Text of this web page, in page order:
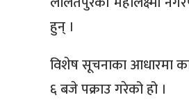
हुन् ।
विशेष सूचनाका आधारमा
६ बजे पक्राउ गरेको हो ।